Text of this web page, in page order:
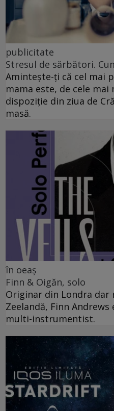
publicitate
Stresul de sărbători.
Amintește-ți că cel mai
mama este, de cele
dispoziție din ziua de
masă.
în oeaș
Finn & Oigăn, solo
Originar din Londra dar
Zeelandă, Finn
multi-instrumentist.